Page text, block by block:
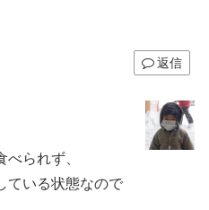
返信
られず、
ている状態なので